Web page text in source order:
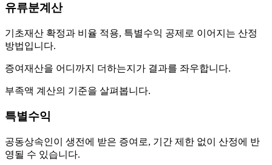
유류분계산
기초재산 확정과 비율 적용, 특별수익 공제로 이어지는 산정
방법입니다.
증여재산을 어디까지 더하는지가 결과를 좌우합니다.
부족액 계산의 기준을 살펴봅니다.
특별수익
공동상속인이 생전에 받은 증여로, 기간 제한 없이 산정에 반
영될 수 있습니다.